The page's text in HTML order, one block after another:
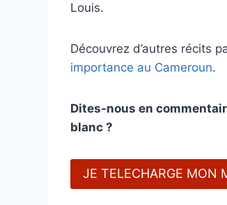
Louis.
Découvrez d’autres récits
importance au Cameroun.
Dites-nous en
blanc ?
JE TELECHARGE MON